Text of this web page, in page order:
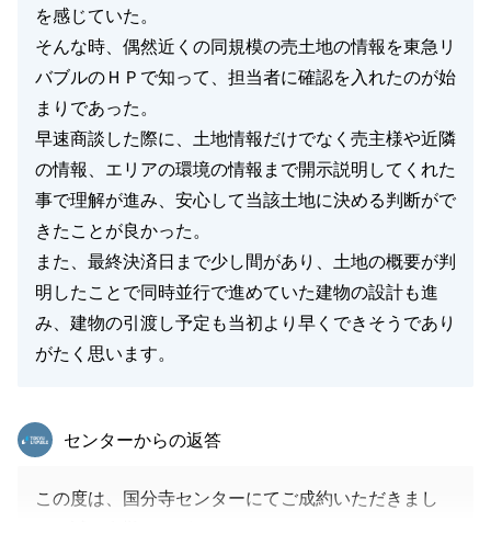
を感じていた。
そんな時、偶然近くの同規模の売土地の情報を東急リ
バブルのＨＰで知って、担当者に確認を入れたのが始
まりであった。
早速商談した際に、土地情報だけでなく売主様や近隣
の情報、エリアの環境の情報まで開示説明してくれた
事で理解が進み、安心して当該土地に決める判断がで
きたことが良かった。
また、最終決済日まで少し間があり、土地の概要が判
明したことで同時並行で進めていた建物の設計も進
み、建物の引渡し予定も当初より早くできそうであり
がたく思います。
東急リバブル
センターからの返答
この度は、国分寺センターにてご成約いただきまし